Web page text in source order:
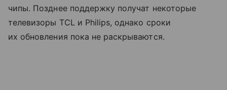
чипы. Позднее поддержку получат некоторые
телевизоры TCL и Philips, однако сроки
их обновления пока не раскрываются.